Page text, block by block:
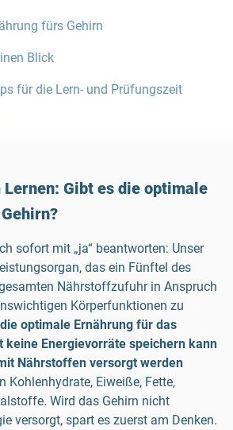
fürs Gehirn
Blick
für die Lern- und Prüfungszeit
Gibt es die optimale
sofort mit „ja“ beantworten: Unser
das ein Fünftel des
Nährstoffzufuhr in Anspruch
Körperfunktionen zu
optimale Ernährung für das
keine Energievorräte speichern kann
Nährstoffen versorgt werden
Kohlenhydrate, Eiweiße, Fette,
Wird das Gehirn nicht
versorgt, spart es zuerst am Denken.